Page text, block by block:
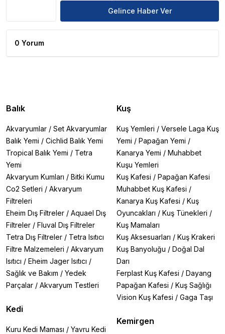
Gelince Haber Ver
0 Yorum
Balık
Akvaryumlar / Set Akvaryumlar
Balık Yemi / Cichlid Balık Yemi
Tropical Balık Yemi / Tetra
Yemi
Akvaryum Kumları / Bitki Kumu
Co2 Setleri / Akvaryum
Filtreleri
Eheim Dış Filtreler / Aquael Dış
Filtreler / Fluval Dış Filtreler
Tetra Dış Filtreler / Tetra Isıtıcı
Filtre Malzemeleri / Akvaryum
Isıtıcı / Eheim Jager Isıtıcı /
Sağlık ve Bakım / Yedek
Parçalar / Akvaryum Testleri
Kedi
Kuru Kedi Maması / Yavru Kedi
Kuş
Kuş Yemleri / Versele Laga Kuş
Yemi / Papağan Yemi /
Kanarya Yemi / Muhabbet
Kuşu Yemleri
Kuş Kafesi / Papağan Kafesi
Muhabbet Kuş Kafesi /
Kanarya Kuş Kafesi / Kuş
Oyuncakları / Kuş Tünekleri /
Kuş Mamaları
Kuş Aksesuarları / Kuş Krakeri
Kuş Banyoluğu / Doğal Dal
Darı
Ferplast Kuş Kafesi / Dayang
Papağan Kafesi / Kuş Sağlığı
Vision Kuş Kafesi / Gaga Taşı
Kemirgen